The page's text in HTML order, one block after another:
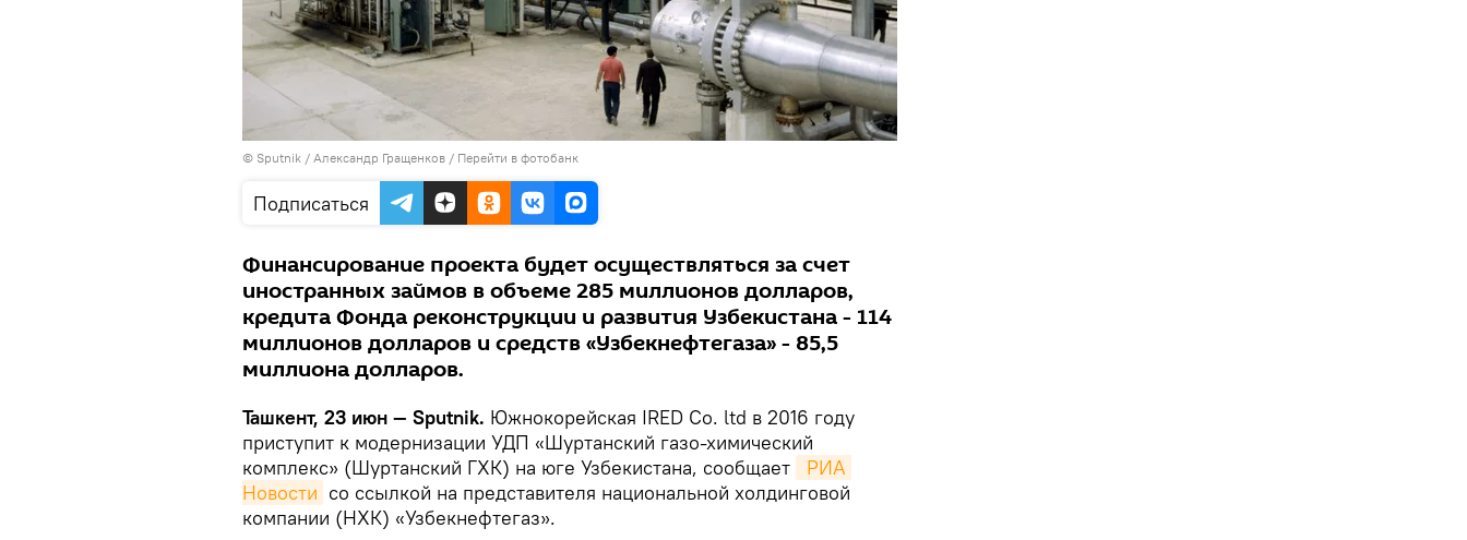
© Sputnik / Александр Гращенков / Перейти в фотобанк
Подписаться
Финансирование проекта будет осуществляться за счет
иностранных займов в объеме 285 миллионов долларов,
кредита Фонда реконструкции и развития Узбекистана - 114
миллионов долларов и средств «Узбекнефтегаза» - 85,5
миллиона долларов.
Ташкент, 23 июн — Sputnik. Южнокорейская IRED Co. ltd в 2016 году
приступит к модернизации УДП «Шуртанский газо-химический
комплекс» (Шуртанский ГХК) на юге Узбекистана, сообщает
РИА
Новости со ссылкой на представителя национальной холдинговой
компании (НХК) «Узбекнефтегаз».